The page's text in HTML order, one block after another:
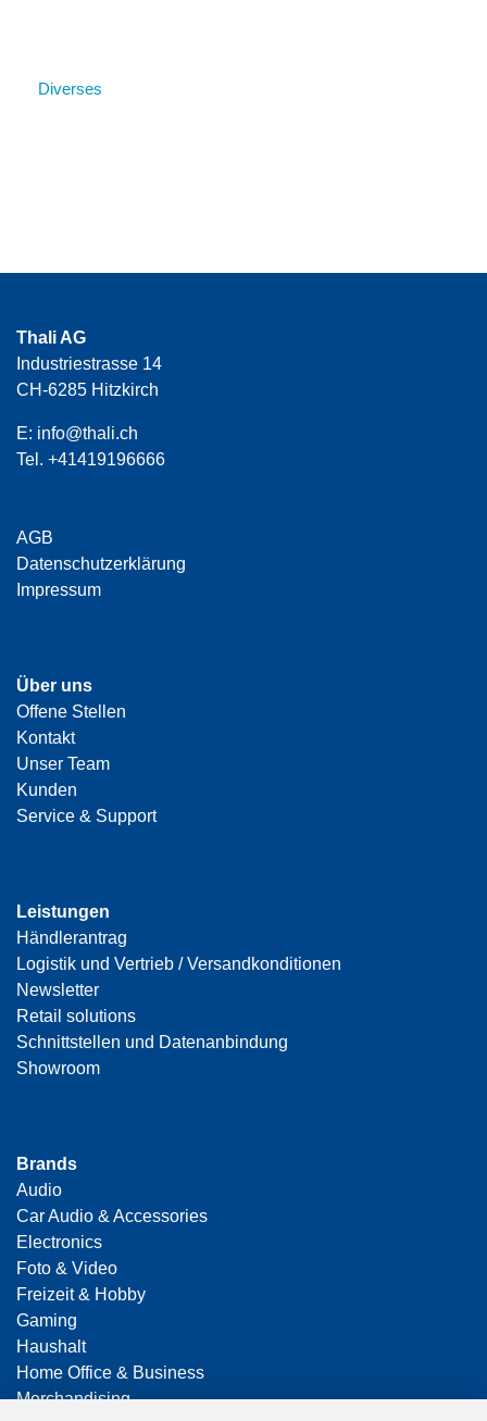
Diverses
Thali AG
Industriestrasse 14
CH-6285 Hitzkirch
E: info@thali.ch
Tel. +41419196666
AGB
Datenschutzerklärung
Impressum
Über uns
Offene Stellen
Kontakt
Unser Team
Kunden
Service & Support
Leistungen
Händlerantrag
Logistik und Vertrieb / Versandkonditionen
Newsletter
Retail solutions
Schnittstellen und Datenanbindung
Showroom
Brands
Audio
Car Audio & Accessories
Electronics
Foto & Video
Freizeit & Hobby
Gaming
Haushalt
Home Office & Business
Merchandising